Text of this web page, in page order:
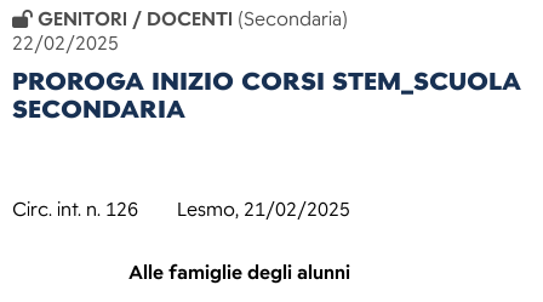
GENITORI / DOCENTI (Secondaria)
22/02/2025
PROROGA INIZIO CORSI STEM_SCUOLA
SECONDARIA
Circ. int. n. 126 Lesmo, 21/02/2025
Alle famiglie degli alunni